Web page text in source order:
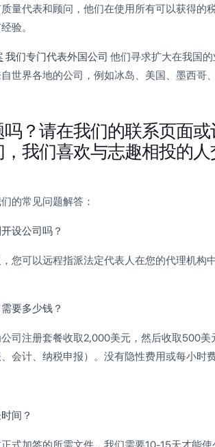
量代表和顾问，他们在使用所有可以获得的
验。
我们专门代表外国公司 他们寻求扩大在我国
世界各地的公司，例如冰岛、美国、墨西哥
？请在我们的联系页面
我们喜欢与志趣相投的人
的常见问题解答：
设公司吗？
您可以远程指派法定代表人在您的代理机构
要多少钱？
司注册套餐收取2,000美元，然后收取500美
会计、纳税申报）。没有隐性费用或每小时
间？